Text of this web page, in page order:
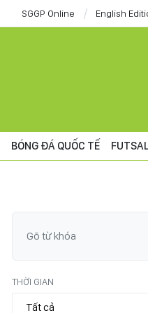
SGGP Online English
BÓNG ĐÁ QUỐC TẾ
THỜI GIAN